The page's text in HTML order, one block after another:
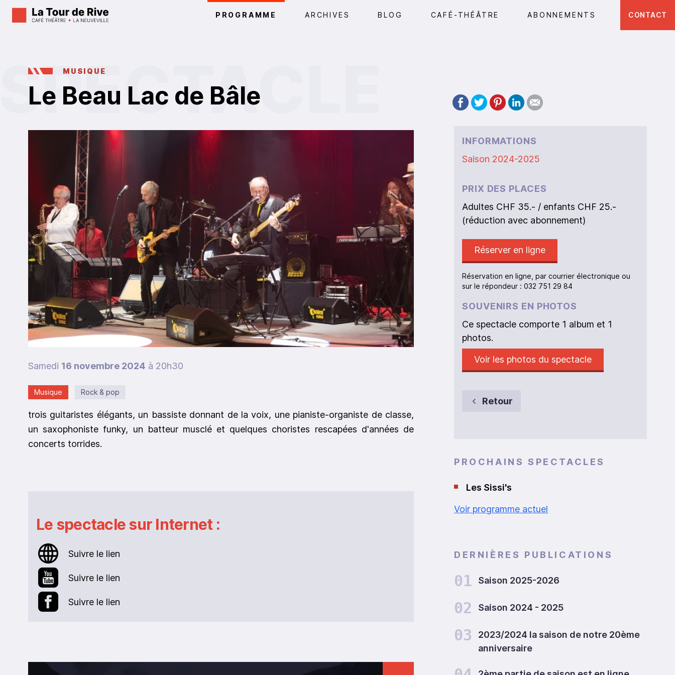
PROGRAMME ARCHIVES BLOG CAFÉ-THÉÂTRE ABONNEMENTS CONTACT
MUSIQUE
Le Beau Lac de Bâle
Samedi 16 novembre 2024 à 20h30
Musique Rock & pop
trois guitaristes élégants, un bassiste donnant de la voix, une pianiste-organiste de classe,
un saxophoniste funky, un batteur musclé et quelques choristes rescapées d'années de
concerts torrides.
Le spectacle sur Internet :
Suivre le lien
Suivre le lien
Suivre le lien
INFORMATIONS
Saison 2024-2025
PRIX DES PLACES
Adultes CHF 35.- / enfants CHF 25.-
(réduction avec abonnement)
Réserver en ligne
Réservation en ligne, par courrier électronique ou
sur le répondeur : 032 751 29 84
SOUVENIRS EN PHOTOS
Ce spectacle comporte 1 album et 1
photos.
Voir les photos du spectacle
Retour
PROCHAINS SPECTACLES
Les Sissi's
Voir programme actuel
DERNIÈRES PUBLICATIONS
01 Saison 2025-2026
02 Saison 2024 - 2025
03
2023/2024 la saison de notre 20ème
anniversaire